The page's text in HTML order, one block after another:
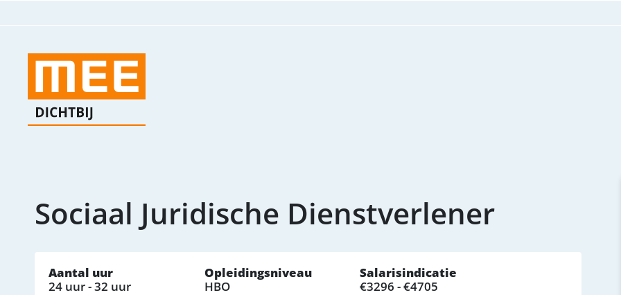
Sociaal Juridische Dienstverlener
Aantal uur
24 uur - 32 uur
Opleidingsniveau
HBO
Salarisindicatie
€3296 - €4705